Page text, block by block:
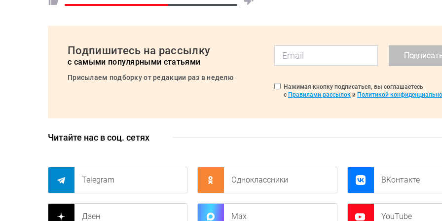
Подпишитесь на рассылку
с самыми популярными статьями
Присылаем подборку от редакции раз в неделю
Нажимая кнопку подписаться, вы соглашаетесь
с Правилами рассылок и Политикой
Читайте нас в соц. сетях
Telegram Одноклассники ВКонтакте
Дзен Max YouTube